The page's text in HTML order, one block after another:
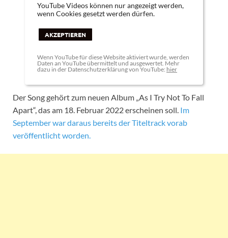
YouTube Videos können nur angezeigt werden,
wenn Cookies gesetzt werden dürfen.
AKZEPTIEREN
Wenn YouTube für diese Website aktiviert wurde, werden
Daten an YouTube übermittelt und ausgewertet. Mehr
dazu in der Datenschutzerklärung von YouTube: hier
Der Song gehört zum neuen Album „As I Try Not To Fall
Apart“, das am 18. Februar 2022 erscheinen soll. Im
September war daraus bereits der Titeltrack vorab
veröffentlicht worden.